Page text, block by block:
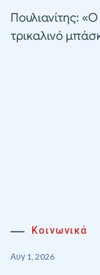
Πουλιανίτης:
τρικαλινό
Κοινωνικά
Αυγ 1, 2026